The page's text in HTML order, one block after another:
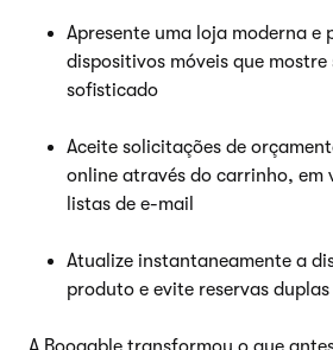
Apresente uma loja moderna e
dispositivos móveis que mostre
sofisticado
Aceite solicitações de
online através do carrinho, em
listas de e-mail
Atualize instantaneamente a
produto e evite reservas duplas